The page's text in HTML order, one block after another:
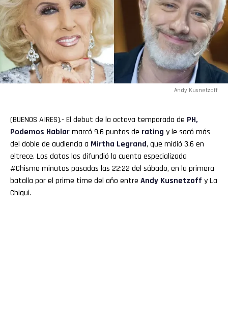
Andy Kusnetzoff
(BUENOS AIRES).- El debut de la octava temporada de PH,
Podemos Hablarmarcó 9.6 puntos de rating y le sacó más
del doble de audiencia a Mirtha Legrand, que midió 3.6 en
eltrece. Los datos los difundió la cuenta especializada
#Chisme minutos pasadas las 22:22 del sábado, en la primera
batalla por el prime time del año entre Andy Kusnetzoff y La
Chiqui.